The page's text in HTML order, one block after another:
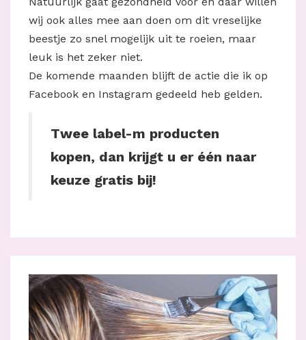
wij ook alles mee aan doen om dit vreselijke
beestje zo snel mogelijk uit te roeien, maar
leuk is het zeker niet.
De komende maanden blijft de actie die ik op
Facebook en Instagram gedeeld heb gelden.
Twee label-m producten
kopen, dan krijgt u er één naar
keuze gratis bij!️️